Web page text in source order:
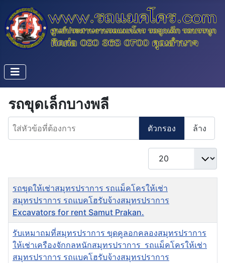
รถขุดเล็กบางพลี
ใส่หัวข้อที่ต้องการ
ตัวกรอง ล้าง
แสดง #
ชื่อ
รถขุดให้เช่าสมุทรปราการ รถแม็คโครให้เช่า
สมุทรปราการ รถแบคโฮรับจ้างสมุทรปราการ
Excavators for rent Samut Prakan.
รับเหมาถมที่สมุทรปราการ ขุดคูลอกคลองสมุทรปราการ
ให้เช่าเครืองจักกลหนักสมุทรปราการ รถแม็คโครให้เช่า
สมุทรปราการ รถแบคโฮรับจ้างสมุทรปราการ